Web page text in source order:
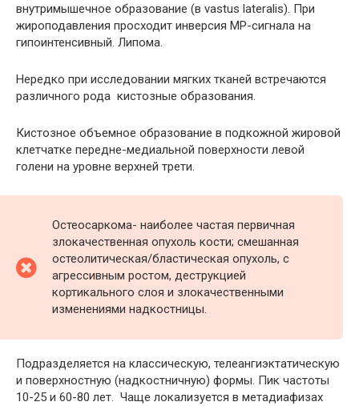
внутримышечное образование (в vastus lateralis). При
жироподавления просходит инверсия МР-сигнала на
гипоинтенсивный. Липома.
Нередко при исследовании мягких тканей встречаются
различного рода кистозные образования.
Кистозное объемное образование в подкожной жировой
клетчатке передне-медиальной поверхности левой
голени на уровне верхней трети.
Остеосаркома- наиболее частая первичная
злокачественная опухоль кости; смешанная
остеолитическая/бластическая опухоль, с
агрессивным ростом, деструкцией
кортикального слоя и злокачественными
изменениями надкостницы.
Подразделяется на классическую, телеангиэктатическую
и поверхностную (надкостничную) формы. Пик частоты
10-25 и 60-80 лет. Чаще локализуется в метадиафизах